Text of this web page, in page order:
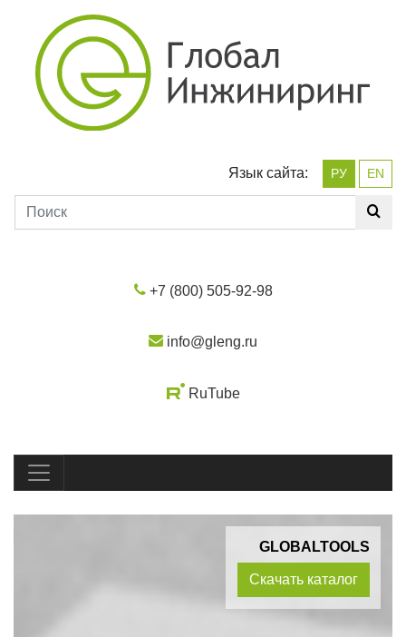
Язык сайта: РУ EN
+7 (800) 505-92-98
info@gleng.ru
RuTube
GLOBALTOOLS
Скачать каталог